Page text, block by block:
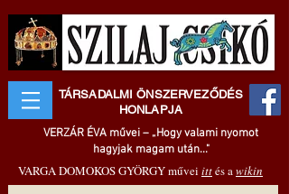
TÁRSADALMI ÖNSZERVEZŐDÉS
HONLAPJA
VERZÁR ÉVA művei – „Hogy valami nyomot
hagyjak magam után..."
VARGA DOMOKOS GYÖRGY művei ittés awikin